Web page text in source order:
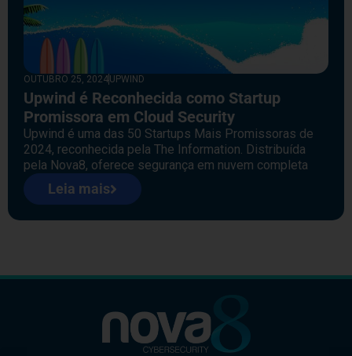
OUTUBRO 25, 2024UPWIND
Upwind é Reconhecida como Startup
Promissora em Cloud Security
Upwind é uma das 50 Startups Mais Promissoras de
2024, reconhecida pela The Information. Distribuída
pela Nova8, oferece segurança em nuvem completa
Leia mais